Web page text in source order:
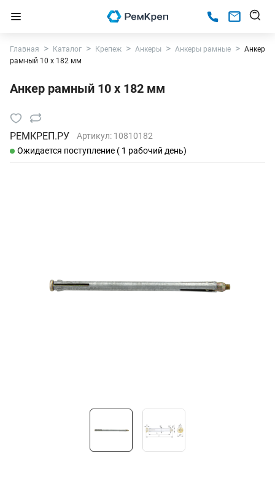
Главная Каталог Крепеж Анкеры Анкеры рамные
Анкер
рамный 10 х 182 мм
Анкер рамный 10 х 182 мм
РЕМКРЕП.РУ Артикул: 10810182
Ожидается поступление ( 1 рабочий день)